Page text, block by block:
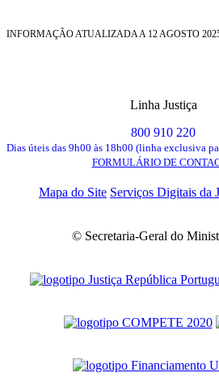
INFORMAÇÃO ATUALIZADA A 12 AGOSTO
Linha Justiça
800 910 220
Dias úteis das 9h00 às 18h00 (linha exclusiva
FORMULÁRIO DE
Mapa do Site Serviços Digitais da
© Secretaria-Geral do